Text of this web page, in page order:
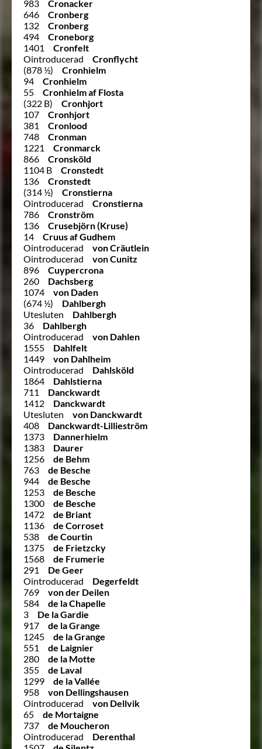
983
Cronacker
646
Cronberg
132
Cronberg
494
Croneborg
1401
Cronfelt
Ointroducerad
Cronflycht
(878 ½)
Cronhielm
94
Cronhielm
55
Cronhielm af Flosta
(322 B)
Cronhjort
107
Cronhjort
381
Cronlood
748
Cronman
1221
Cronmarck
866
Cronsköld
1104 B
Cronstedt
136
Cronstedt
(314 ½)
Cronstierna
Ointroducerad
Cronstierna
786
Cronström
136
Crusebjörn (Kruse)
14
Cruus af Gudhem
Ointroducerad
von Cräutlein
Ointroducerad
von Cunitz
896
Cuypercrona
260
Dachsberg
1074
von Daden
(674 ½)
Dahlbergh
Utesluten
Dahlbergh
36
Dahlbergh
Ointroducerad
von Dahlen
1555
Dahlfelt
1449
von Dahlheim
Ointroducerad
Dahlsköld
1864
Dahlstierna
711
Danckwardt
1412
Danckwardt
Utesluten
von Danckwardt
408
Danckwardt-Lillieström
1373
Dannerhielm
1383
Daurer
1256
de Behm
763
de Besche
944
de Besche
1253
de Besche
1300
de Besche
1472
de Briant
1136
de Corroset
538
de Courtin
1375
de Frietzcky
1568
de Frumerie
291
De Geer
Ointroducerad
Degerfeldt
769
von der Deilen
584
de la Chapelle
3
De la Gardie
917
de la Grange
1245
de la Grange
551
de Laignier
280
de la Motte
355
de Laval
1299
de la Vallée
958
von Dellingshausen
Ointroducerad
von Dellvik
65
de Mortaigne
737
de Moucheron
Ointroducerad
Derenthal